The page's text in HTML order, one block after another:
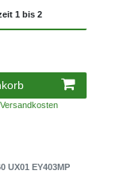
1 bis 2
Versandkosten
UX01 EY403MP